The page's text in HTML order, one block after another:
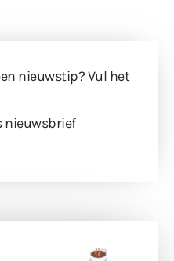
nieuwstip? Vul het
nieuwsbrief